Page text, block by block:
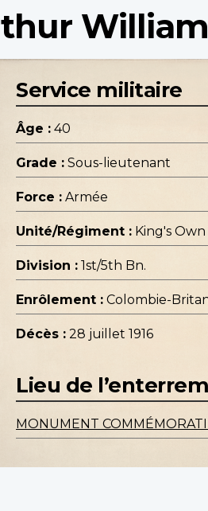
Service militaire
Âge : 40
Grade : Sous-lieutenant
Force : Armée
Unité/Régiment : King's
Division : 1st/5th Bn.
Enrôlement : Colombie-
Décès : 28 juillet 1916
Lieu de
MONUMENT